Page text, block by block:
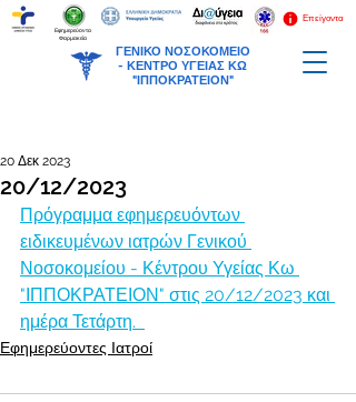
ΓΕΝΙΚΟ ΝΟΣΟΚΟΜΕΙΟ
- ΚΕΝΤΡΟ ΥΓΕΙΑΣ ΚΩ
"ΙΠΠΟΚΡΑΤΕΙΟΝ"
Επείγοντα
Εφημερεύοντα
Φαρμακεία
20/12/2023
20 Δεκ 2023
Πρόγραμμα εφημερευόντων
ειδικευμένων ιατρών Γενικού
Νοσοκομείου - Κέντρου Υγείας Κω
"ΙΠΠΟΚΡΑΤΕΙΟΝ" στις 20/12/2023 και
ημέρα Τετάρτη.
Εφημερεύοντες Ιατροί